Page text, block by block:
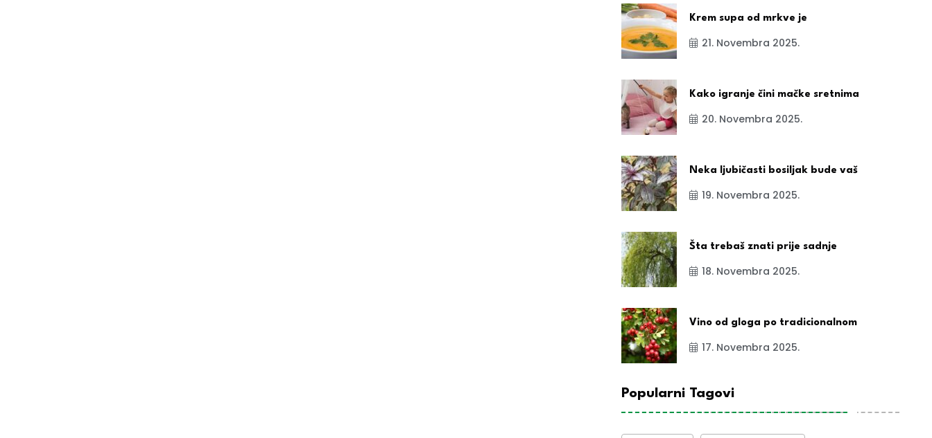
Krem supa od mrkve je
21. Novembra 2025.
Kako igranje čini mačke sretnima
20. Novembra 2025.
Neka ljubičasti bosiljak bude vaš
19. Novembra 2025.
Šta trebaš znati prije sadnje
18. Novembra 2025.
Vino od gloga po tradicionalnom
17. Novembra 2025.
Popularni Tagovi